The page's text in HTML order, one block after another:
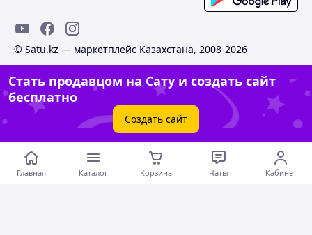
© Satu.kz — маркетплейс Казахстана, 2008-2026
Стать продавцом на Сату и создать сайт
бесплатно
Создать сайт
Главная Каталог Корзина Чаты Кабинет